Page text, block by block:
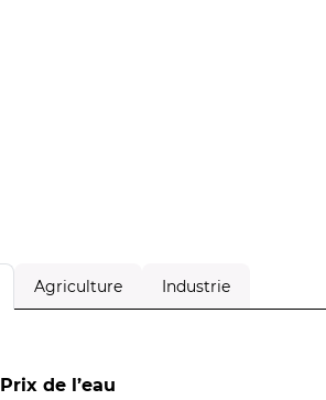
Agriculture Industrie
Prix de l’eau